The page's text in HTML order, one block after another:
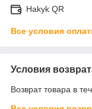
Hakyk QR
Все условия
Условия
Возврат товара в